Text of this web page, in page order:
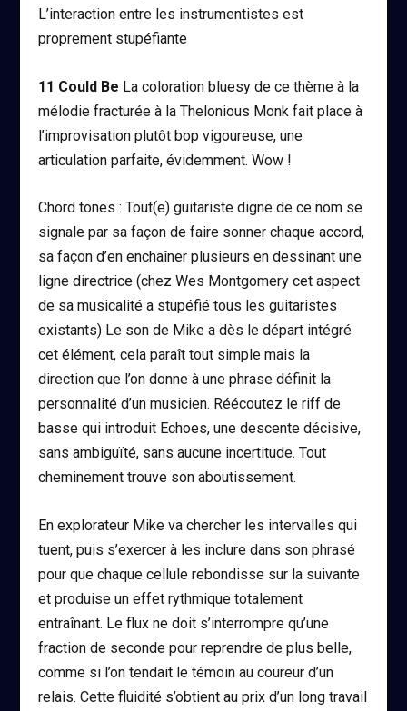
L’interaction entre les instrumentistes est
proprement stupéfiante
11 Could Be La coloration bluesy de ce thème à la
mélodie fracturée à la Thelonious Monk fait place à
l’improvisation plutôt bop vigoureuse, une
articulation parfaite, évidemment. Wow !
Chord tones : Tout(e) guitariste digne de ce nom se
signale par sa façon de faire sonner chaque accord,
sa façon d’en enchaîner plusieurs en dessinant une
ligne directrice (chez Wes Montgomery cet aspect
de sa musicalité a stupéfié tous les guitaristes
existants) Le son de Mike a dès le départ intégré
cet élément, cela paraît tout simple mais la
direction que l’on donne à une phrase définit la
personnalité d’un musicien. Réécoutez le riff de
basse qui introduit Echoes, une descente décisive,
sans ambiguïté, sans aucune incertitude. Tout
cheminement trouve son aboutissement.
En explorateur Mike va chercher les intervalles qui
tuent, puis s’exercer à les inclure dans son phrasé
pour que chaque cellule rebondisse sur la suivante
et produise un effet rythmique totalement
entraînant. Le flux ne doit s’interrompre qu’une
fraction de seconde pour reprendre de plus belle,
comme si l’on tendait le témoin au coureur d’un
relais. Cette fluidité s’obtient au prix d’un long travail